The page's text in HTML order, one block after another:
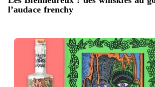
l’audace frenchy